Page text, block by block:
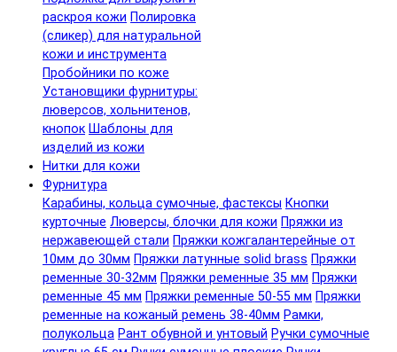
раскроя кожи Полировка
(сликер) для натуральной
кожи и инструмента
Пробойники по коже
Установщики фурнитуры:
люверсов, хольнитенов,
кнопок Шаблоны для
изделий из кожи
Нитки для кожи
Фурнитура
Карабины, кольца сумочные, фастексы Кнопки
курточные Люверсы, блочки для кожи Пряжки из
нержавеющей стали Пряжки кожгалантерейные от
10мм до 30мм Пряжки латунные solid brass Пряжки
ременные 30-32мм Пряжки ременные 35 мм Пряжки
ременные 45 мм Пряжки ременные 50-55 мм Пряжки
ременные на кожаный ремень 38-40мм Рамки,
полукольца Рант обувной и унтовый Ручки сумочные